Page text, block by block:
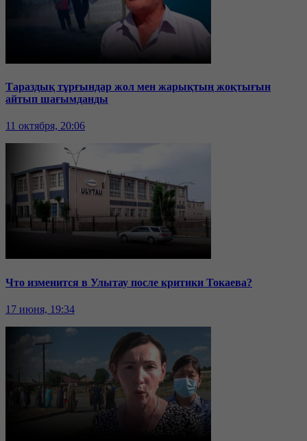
Тараздық тұрғындар жол мен жарықтың жоқтығын
айтып шағымданды
11 октября, 20:06
Что изменится в Улытау после критики Токаева?
17 июня, 19:34